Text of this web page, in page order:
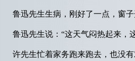
鲁迅先生生病，刚好了一点，窗子
鲁迅先生说：“这天气闷热起来，这
许先生忙着家务跑来跑去，也没有